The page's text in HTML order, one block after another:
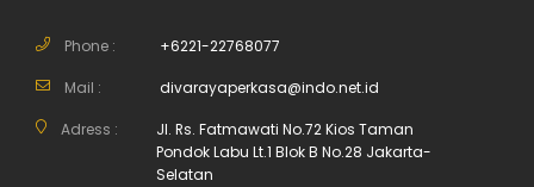
Phone : +6221-22768077
Mail : divarayaperkasa@indo.net.id
Adress :
Jl. Rs. Fatmawati No.72 Kios Taman
Pondok Labu Lt.1 Blok B No.28 Jakarta-
Selatan